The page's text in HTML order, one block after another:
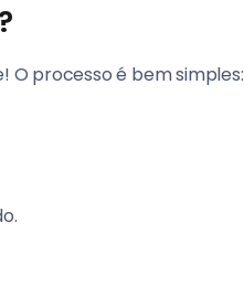
O processo é bem simples: